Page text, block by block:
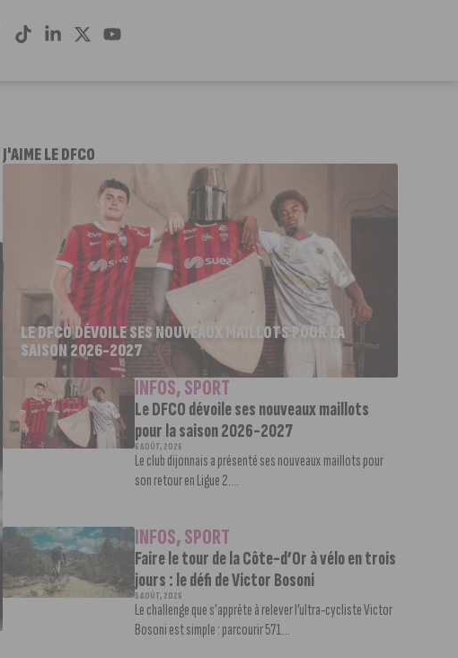
J'AIME LE DFCO
LE DFCO DÉVOILE SES NOUVEAUX MAILLOTS POUR LA
SAISON 2026-2027
INFOS,SPORT
Le DFCO dévoile ses nouveaux maillots
pour la saison 2026-2027
6 AOÛT, 2026
Le club dijonnais a présenté ses nouveaux maillots pour
son retour en Ligue 2....
INFOS,SPORT
Faire le tour de la Côte-d’Or à vélo en trois
jours : le défi de Victor Bosoni
5 AOÛT, 2026
Le challenge que s’apprête à relever l’ultra-cycliste Victor
Bosoni est simple : parcourir 571...